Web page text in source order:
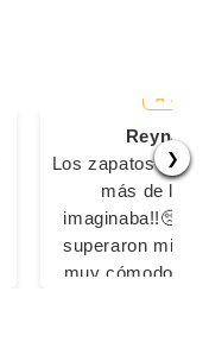
❯
Reyna
Los zapatos son
más de lo
imaginaba!!🥺🥺
superaron mis
muy cómodos